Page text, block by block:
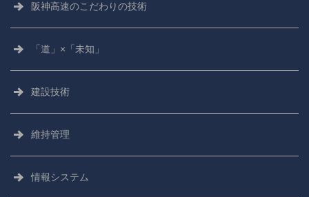
阪神高速のこだわりの技術
「道」×「未知」
建設技術
維持管理
情報システム